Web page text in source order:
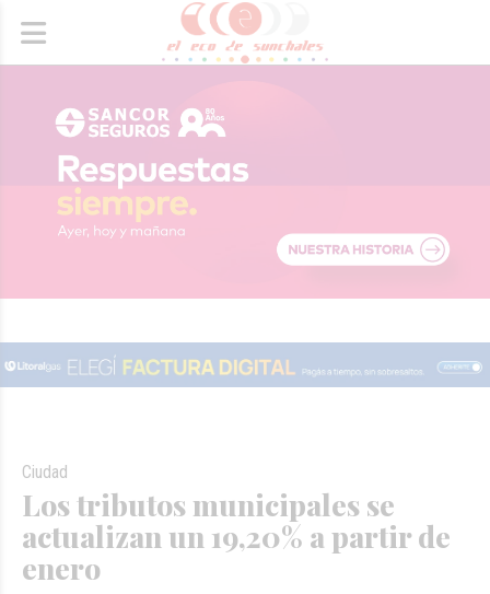
Los tributos municipales se
actualizan un 19,20% a partir de
enero
Ciudad